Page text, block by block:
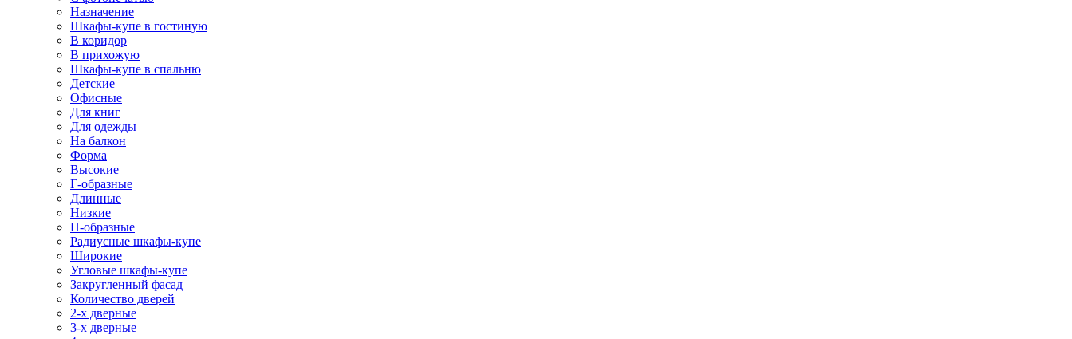
Назначение
Шкафы-купе в гостиную
В коридор
В прихожую
Шкафы-купе в спальню
Детские
Офисные
Для книг
Для одежды
На балкон
Форма
Высокие
Г-образные
Длинные
Низкие
П-образные
Радиусные шкафы-купе
Широкие
Угловые шкафы-купе
Закругленный фасад
Количество дверей
2-х дверные
3-х дверные